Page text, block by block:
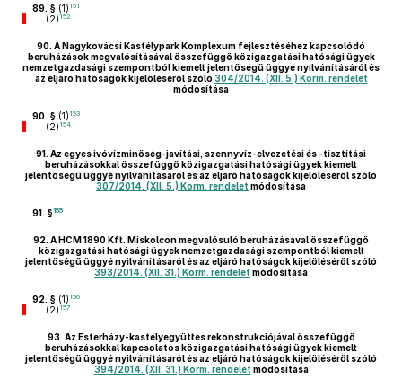
89. § (1) 151
(2) 152
90. A Nagykovácsi Kastélypark Komplexum fejlesztéséhez kapcsolódó
beruházások megvalósításával összefüggő közigazgatási hatósági ügyek
nemzetgazdasági szempontból kiemelt jelentőségű üggyé nyilvánításáról és
az eljáró hatóságok kijelöléséről szóló 304/2014. (XII. 5.) Korm. rendelet
módosítása
90. § (1) 153
(2) 154
91. Az egyes ivóvízminőség-javítási, szennyvíz-elvezetési és -tisztítási
beruházásokkal összefüggő közigazgatási hatósági ügyek kiemelt
jelentőségű üggyé nyilvánításáról és az eljáró hatóságok kijelöléséről szóló
307/2014. (XII. 5.) Korm. rendelet módosítása
91. §155
92. A HCM 1890 Kft. Miskolcon megvalósuló beruházásával összefüggő
közigazgatási hatósági ügyek nemzetgazdasági szempontból kiemelt
jelentőségű üggyé nyilvánításáról és az eljáró hatóságok kijelöléséről szóló
393/2014. (XII. 31.) Korm. rendelet módosítása
92. § (1) 156
(2) 157
93. Az Esterházy-kastélyegyüttes rekonstrukciójával összefüggő
beruházásokkal kapcsolatos közigazgatási hatósági ügyek kiemelt
jelentőségű üggyé nyilvánításáról és az eljáró hatóságok kijelöléséről szóló
394/2014. (XII. 31.) Korm. rendelet módosítása